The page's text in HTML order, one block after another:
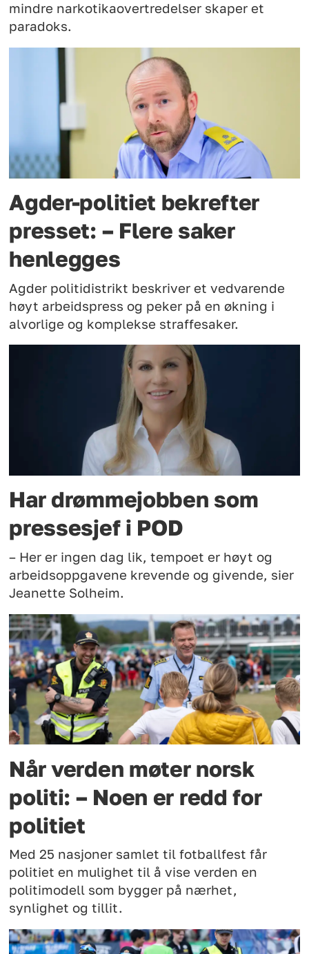
mindre narkotikaovertredelser skaper et
paradoks.
Agder-politiet bekrefter
presset: – Flere saker
henlegges
Agder politidistrikt beskriver et vedvarende
høyt arbeidspress og peker på en økning i
alvorlige og komplekse straffesaker.
Har drømmejobben som
pressesjef i POD
– Her er ingen dag lik, tempoet er høyt og
arbeidsoppgavene krevende og givende, sier
Jeanette Solheim.
Når verden møter norsk
politi: – Noen er redd for
politiet
Med 25 nasjoner samlet til fotballfest får
politiet en mulighet til å vise verden en
politimodell som bygger på nærhet,
synlighet og tillit.